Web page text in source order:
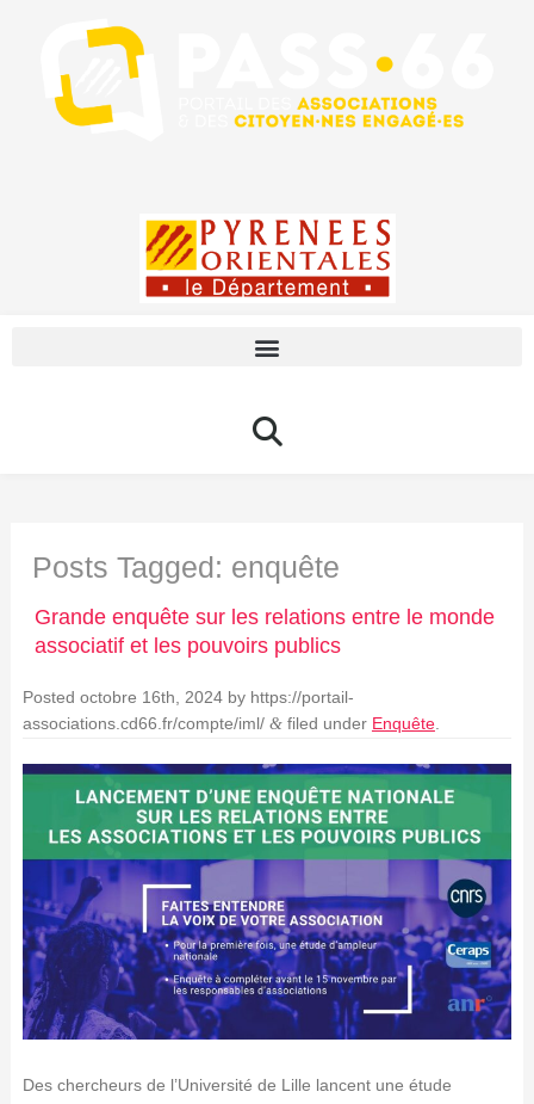
Posts Tagged: enquête
Grande enquête sur les relations entre le monde
associatif et les pouvoirs publics
Posted octobre 16th, 2024by https://portail-
associations.cd66.fr/compte/iml/ &filed under Enquête.
Des chercheurs de l’Université de Lille lancent une étude